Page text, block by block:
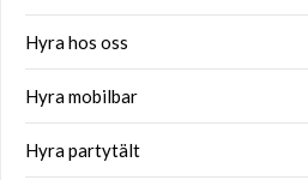
Hyra hos oss
Hyra mobilbar
Hyra partytält